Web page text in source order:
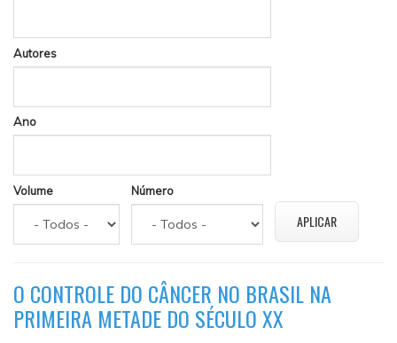
Autores
Ano
Volume Número
O CONTROLE DO CÂNCER NO BRASIL NA
PRIMEIRA METADE DO SÉCULO XX